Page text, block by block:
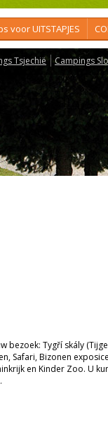
voor UITSTAPJES
Tsjechië Campings
bezoek: Tygří skály
Safari, Bizonen
en Kinder Zoo. U